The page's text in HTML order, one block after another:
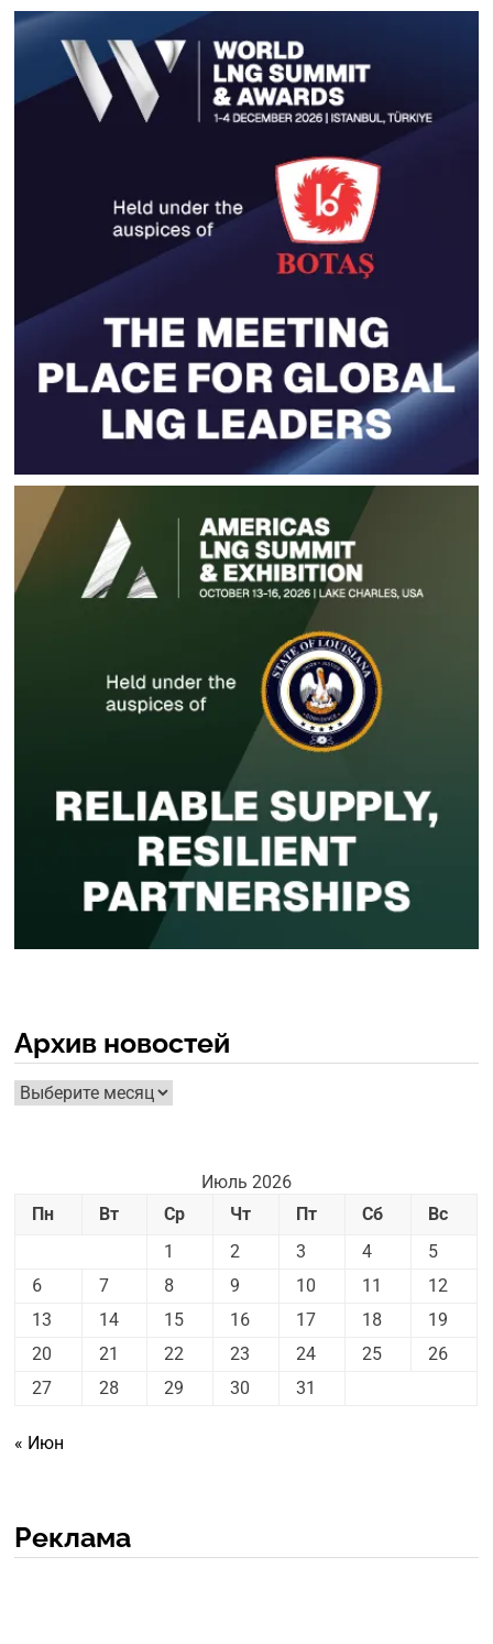
Архив новостей
Архив
новостей
Июль 2026
Пн
Вт Ср Чт Пт Сб
Вс
1
2 3 4
5
6
7 8 9 10 11
12
13
14 15 16 17 18
19
20
21 22 23 24 25
26
27
28 29 30 31
« Июн
Реклама